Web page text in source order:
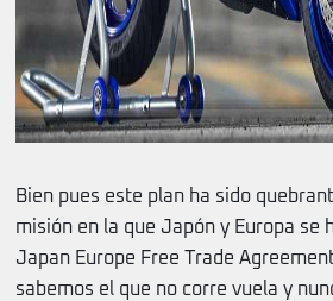
Bien pues este plan ha sido
misión en la que Japón y Europa se
Japan Europe Free Trade
sabemos el que no corre vuela y